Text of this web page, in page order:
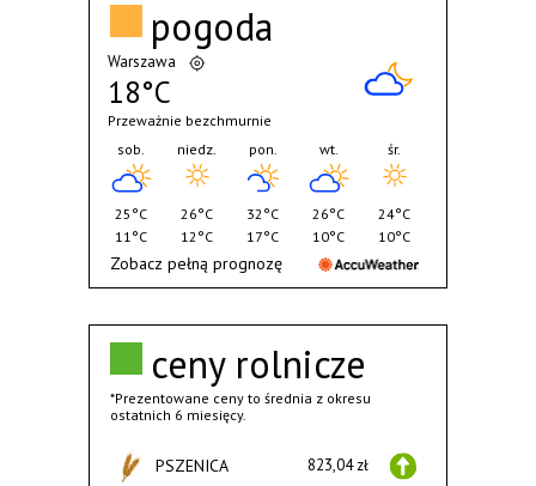
ceny rolnicze
*Prezentowane ceny to średnia z okresu
ostatnich 6 miesięcy.
PSZENICA 823,04 zł
pogoda
Warszawa
18°C
Przeważnie bezchmurnie
sob.
25°C
11°C
niedz.
26°C
12°C
pon.
32°C
17°C
wt.
26°C
10°C
śr.
24°C
10°C
Zobacz pełną prognozę